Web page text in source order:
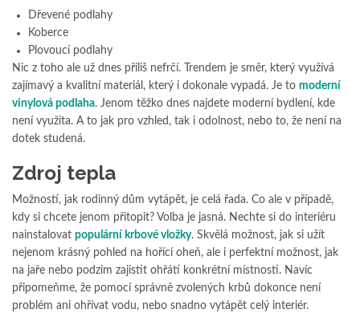
Dřevené podlahy
Koberce
Plovoucí podlahy
Nic z toho ale už dnes příliš nefrčí. Trendem je směr, který využívá
zajímavý a kvalitní materiál, který i dokonale vypadá. Je to moderní
vinylová podlaha. Jenom těžko dnes najdete moderní bydlení, kde
není využita. A to jak pro vzhled, tak i odolnost, nebo to, že není na
dotek studená.
Zdroj tepla
Možností, jak rodinný dům vytápět, je celá řada. Co ale v případě,
kdy si chcete jenom přitopit? Volba je jasná. Nechte si do interiéru
nainstalovat populární krbové vložky. Skvělá možnost, jak si užít
nejenom krásný pohled na hořící oheň, ale i perfektní možnost, jak
na jaře nebo podzim zajistit ohřátí konkrétní místnosti. Navíc
připomeňme, že pomocí správně zvolených krbů dokonce není
problém ani ohřívat vodu, nebo snadno vytápět celý interiér.